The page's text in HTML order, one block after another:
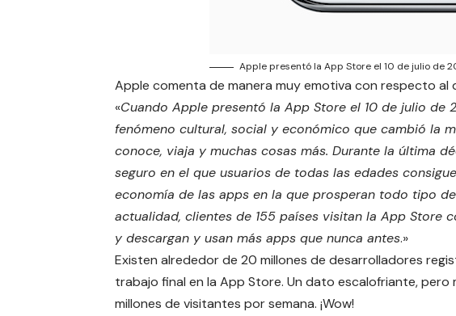
Apple presentó la App Store el 10 de julio de
Apple comenta de manera muy emotiva con respecto al
«Cuando Apple presentó la App Store el 10 de julio
fenómeno cultural, social y económico que cambió la
conoce, viaja y muchas cosas más. Durante la última
seguro en el que usuarios de todas las edades
economía de las apps en la que prosperan todo tipo
actualidad, clientes de 155 países visitan la App Store
y descargan y usan más apps que nunca antes.»
Existen alrededor de 20 millones de desarrolladores
trabajo final en la App Store. Un dato escalofriante,
millones de visitantes por semana. ¡Wow!